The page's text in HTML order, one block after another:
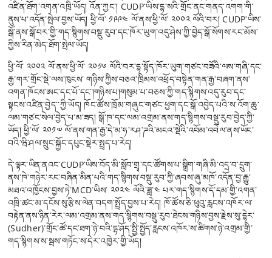
འཛིན་ཐོག་འགན་འཁྲི་ཡོད། འོན་ཀྱང་། CUDP་ཡིས་དྷ་སའི་གྲོང་ནང་གནད་འགག་གི་
ནུས་པ་འདོན་སྤེལ་བྱས་ཡོད། ཕྱི་ལོ་ ༡༩༩༤ ལོ་ནས་ཕྱི་ལོ་ ༢༠༠༢ ལོའི་བར། CUDP་ཡིས་
སྒོ་ནས་སྒོ་བར་གྱི་གད་སྙིགས་བསྡུ་རུབ་དང་ཁོར་ཡུག་འདུ་ཤེས་ཀྱི་བྱེད་སྒོ་སོགས་རང་མོས་
ཀྱིས་རིན་མེད་ཐོག་སྤེལ་ཡོད།
ཕྱི་ལོ་ ༢༠༠༢ ལོ་ནས་ཕྱི་ལོ་ ༢༠༡༦ ལོའི་བར་དྷ་སྟོད་ཁོར་ཡུག་གཙང་བཟོའི་ལས་གཞི་དང་
རྒྱ་གར་གྲོང་སྡེ་ལས་ཁུངས་ གཉིས་ཀྱིས་བཅའ་ཁྲིམས་འཕྲོད་བསྟེན་གན་རྒྱ་བཞག་ནས་
འགན་ཁོངས་ཨང་དང་པོ་དང་།གཉིས་པ།གསུམ་པ་བཅས་ཀྱི་གད་སྙིགས་འདུ་རུབ་དང་
སྟངས་འཛིན་བྱེད་་ཀྱི་ཡོད། ཁོང་ཚོས་ཁྲོམ་གཞུང་གཙང་ཕྱག་དང་སྒོ་འབྱེད་པའི་ས་འོག་ཆུ་
ལམ་གཙང་སེལ་བྱེད་པ་མ་ཟད། སྒོ་ཁ་དང་ལམ་འགྲམ་ནས་གད་སྙིགས་བསྡུ་རུབ་བྱེད་ཀྱི་
ཡོད། ཕྱི་ལོ་ ༢༠༡༧ ལོ་ནས་གན་རྒྱ་དེ་མ་ཧ་རཤ་ཌའི་མངའ་སྡེའི་འབོམ་འབེལ་ནས་ཡོང་
བའི་ཝི་ཤལ་སྲུང་སྐྱོང་དཔུང་སྡེར་སྤྲད་པ་རེད།
དེ་ལྟར་ཡིན་ནའང་CUDP་ཡིས་བོད་མི་སློབ་གྲྭ་དང་ཚོགས་པ་སྒྲིག་གཞི་མི་འདྲ་བ་དྲུག་
ནས་ཁེ་གཉེར་རང་བཞིན་མིན་པའི་གད་སྙིགས་བསྡུ་རུབ་ཀྱི་ཞབས་ཞུ་མཁོ་འདོན་བྱ་རྒྱུ་
མཐའ་འཁྱོངས་བྱས་ཏེ་MCD་ཡིས་ ༢༠༢༤ ལོའི་ཟླ་༤ པར་གད་སྙིགས་དོ་དམ་གྱི་འགན་
འཁྲི་ཚང་མ་དངོས་སུ་རྩིས་ལེན་བདག་སྤྲོད་བྱས་པ་རེད། ཁོ་ཚོས་ཅི་ཕུའུ་རླངས་འཁོར་ལ་
བརྟེན་ནས་ཉིན་རེར་ལམ་འགྲམ་ནས་གད་སྙིགས་བསྡུ་རུབ་ཐེངས་གཉིས་བྱས་རྗེས་སུ་དྷེར་
(Sudher)་གྲོང་ཚོ་དང་ཐག་ཉེ་བའི་དྷ་ཤོད་སྤྱི་སྤྱོད་རླངས་འཁོར་ས་ཚིགས་ཉེ་འགྲམ་གྱི་
གད་སྙིགས་ས་སྦས་གཏོང་ས་དེར་འཁྱེར་གྱི་ཡོད།